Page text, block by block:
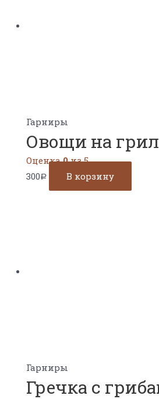
Гарниры
Овощи на
Оценка0из 5
300Р В корзину
Гарниры
Гречка с